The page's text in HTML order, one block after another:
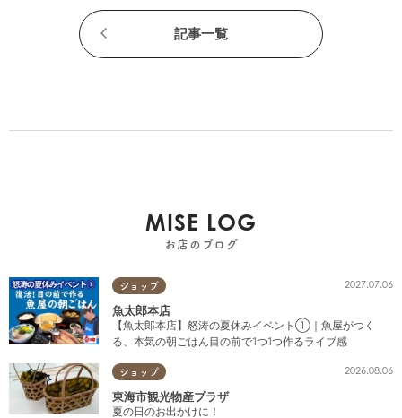
記事一覧
MISE LOG
お店のブログ
ショップ 2027.07.06
魚太郎本店
【魚太郎本店】怒涛の夏休みイベント①｜魚屋がつく
る、本気の朝ごはん目の前で1つ1つ作るライブ感
ショップ 2026.08.06
東海市観光物産プラザ
夏の日のお出かけに！